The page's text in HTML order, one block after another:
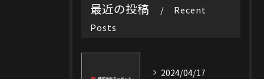
最近の投稿
Recent
Posts
2024/04/17